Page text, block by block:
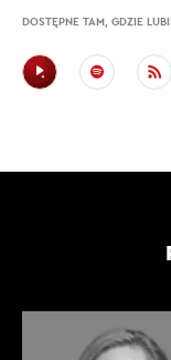
DOSTĘPNE TAM, GDZIE